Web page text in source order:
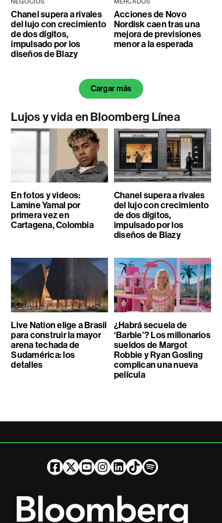
Chanel supera a rivales
del lujo con crecimiento
de dos dígitos,
impulsado por los
diseños de Blazy
Acciones de Novo
Nordisk caen tras una
mejora de previsiones
menor a la esperada
Cargar más
Lujos y vida en Bloomberg Línea
En fotos y videos:
Lamine Yamal por
primera vez en
Cartagena, Colombia
Chanel supera a rivales
del lujo con crecimiento
de dos dígitos,
impulsado por los
diseños de Blazy
Live Nation elige a Brasil
para construir la mayor
arena techada de
Sudamérica: los
detalles
¿Habrá secuela de
‘Barbie’? Los millonarios
sueldos de Margot
Robbie y Ryan Gosling
complican una nueva
película